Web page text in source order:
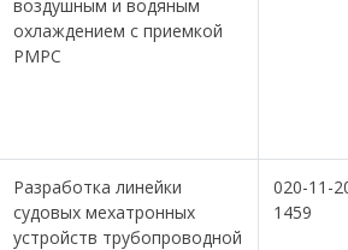
воздушным и водяным
охлаждением с приемкой
РМРС
Разработка линейки
судовых мехатронных
устройств трубопроводной
020-11-
1459